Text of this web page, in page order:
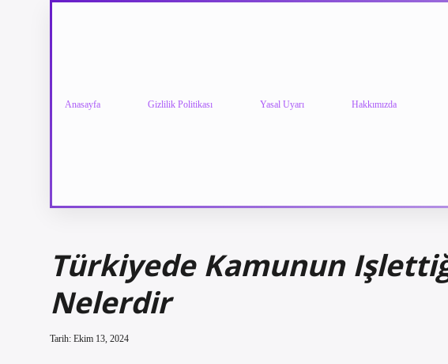
Anasayfa Gizlilik Politikası Yasal Uyarı Hakkımızda
Türkiyede Kamunun
Nelerdir
Tarih: Ekim 13, 2024